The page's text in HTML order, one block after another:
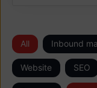
All Inbound
Website SEO